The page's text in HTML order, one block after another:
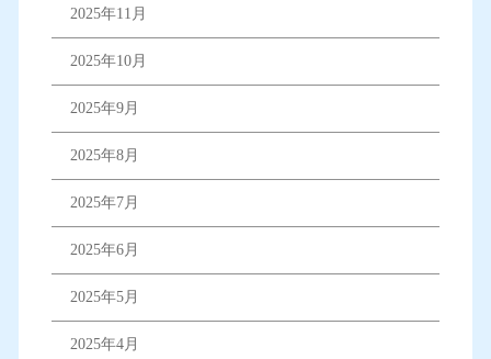
2025年11月
2025年10月
2025年9月
2025年8月
2025年7月
2025年6月
2025年5月
2025年4月